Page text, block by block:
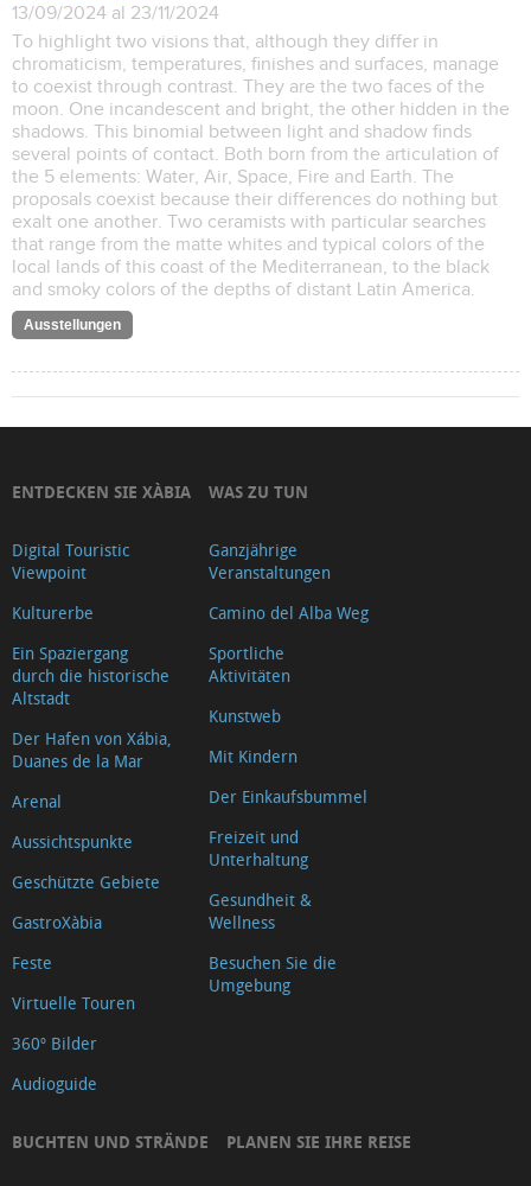
13/09/2024 al 23/11/2024
To highlight two visions that, although they differ in
chromaticism, temperatures, finishes and surfaces, manage
to coexist through contrast. They are the two faces of the
moon. One incandescent and bright, the other hidden in the
shadows. This binomial between light and shadow finds
several points of contact. Both born from the articulation of
the 5 elements: Water, Air, Space, Fire and Earth. The
proposals coexist because their differences do nothing but
exalt one another. Two ceramists with particular searches
that range from the matte whites and typical colors of the
local lands of this coast of the Mediterranean, to the black
and smoky colors of the depths of distant Latin America.
Ausstellungen
ENTDECKEN SIE XÀBIA
Digital Touristic
Viewpoint
Kulturerbe
Ein Spaziergang
durch die historische
Altstadt
Der Hafen von Xábia,
Duanes de la Mar
Arenal
Aussichtspunkte
Geschützte Gebiete
GastroXàbia
Feste
Virtuelle Touren
360º Bilder
Audioguide
WAS ZU TUN
Ganzjährige
Veranstaltungen
Camino del Alba Weg
Sportliche
Aktivitäten
Kunstweb
Mit Kindern
Der Einkaufsbummel
Freizeit und
Unterhaltung
Gesundheit &
Wellness
Besuchen Sie die
Umgebung
BUCHTEN UND STRÄNDE PLANEN SIE IHRE REISE